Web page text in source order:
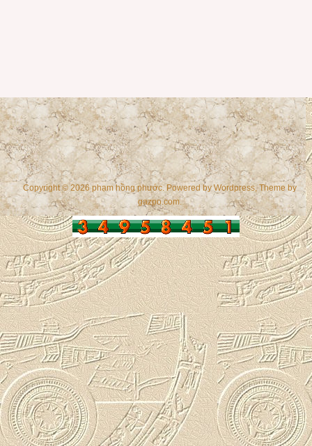
Copyright © 2026 phạm hồng phước. Powered byWordpress, Theme by
gazpo.com.